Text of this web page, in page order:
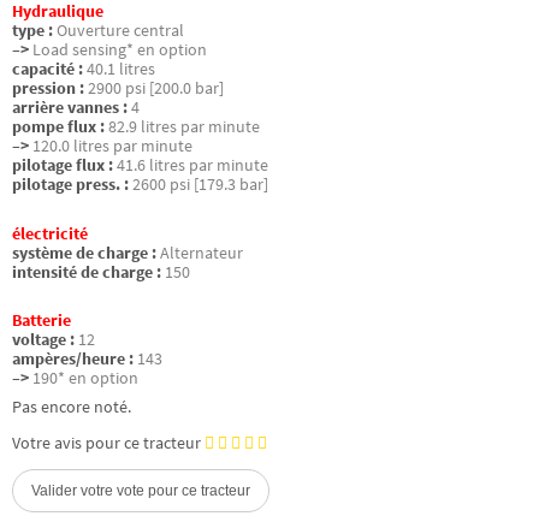
Hydraulique
type :Ouverture central
–> Load sensing* en option
capacité :40.1 litres
pression :2900 psi [200.0 bar]
arrière vannes :4
pompe flux :82.9 litres par minute
–> 120.0 litres par minute
pilotage flux :41.6 litres par minute
pilotage press. :2600 psi [179.3 bar]
électricité
système de charge :Alternateur
intensité de charge : 150
Batterie
voltage : 12
ampères/heure : 143
–> 190* en option
Pas encore noté.
Votre avis pour ce tracteur